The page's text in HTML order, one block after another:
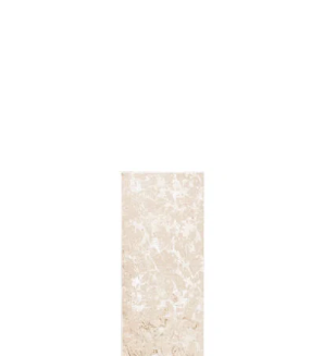
Cookies sind solche, die analysiert